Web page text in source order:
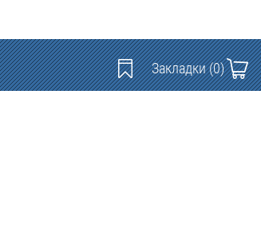
Закладки(0)